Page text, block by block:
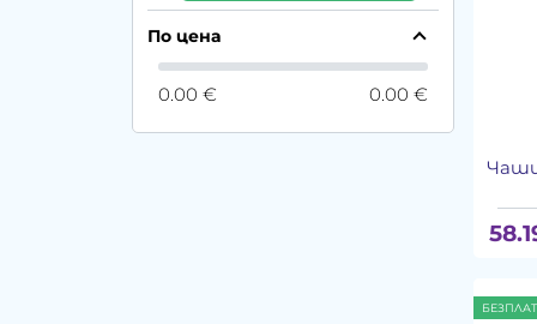
По цена
0.00 € 0.00 €